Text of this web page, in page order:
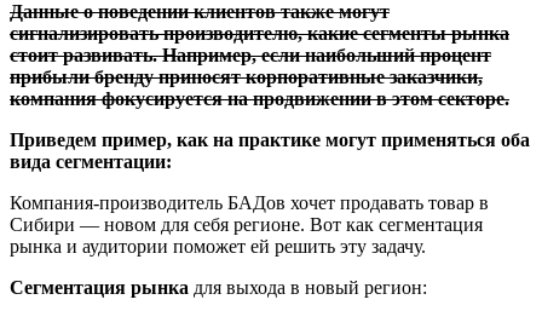
Данные о поведении клиентов также могут
сигнализировать производителю, какие сегменты рынка
стоит развивать. Например, если наибольший процент
прибыли бренду приносят корпоративные заказчики,
компания фокусируется на продвижении в этом секторе.
Приведем пример, как на практике могут применяться оба
вида сегментации:
Компания-производитель БАДов хочет продавать товар в
Сибири — новом для себя регионе. Вот как сегментация
рынка и аудитории поможет ей решить эту задачу.
Сегментация рынка для выхода в новый регион: